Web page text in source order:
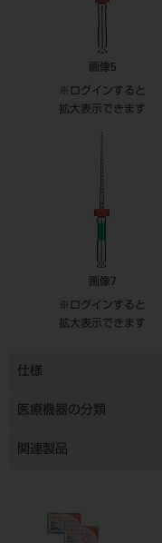
画像5
※ログインすると
拡大表示できます
画像7
※ログインすると
拡大表示できます
仕様
医療機器の分類
関連製品